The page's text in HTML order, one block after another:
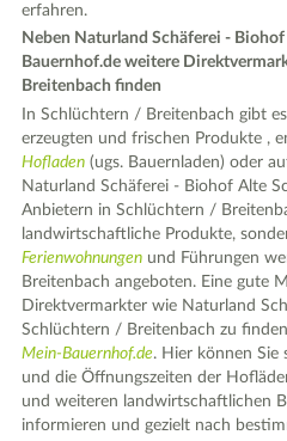
erfahren.
Neben Naturland Schäferei -
Bauernhof.de weitere
Breitenbach finden
In Schlüchtern / Breitenbach gibt
erzeugten und frischen Produkte ,
Hofladen (ugs. Bauernladen) oder
Naturland Schäferei - Biohof Alte
Anbietern in Schlüchtern /
landwirtschaftliche Produkte,
Ferienwohnungen und Führungen
Breitenbach angeboten. Eine gute
Direktvermarkter wie Naturland
Schlüchtern / Breitenbach zu
Mein-Bauernhof.de. Hier können Sie
und die Öffnungszeiten der
und weiteren landwirtschaftlichen
informieren und gezielt nach